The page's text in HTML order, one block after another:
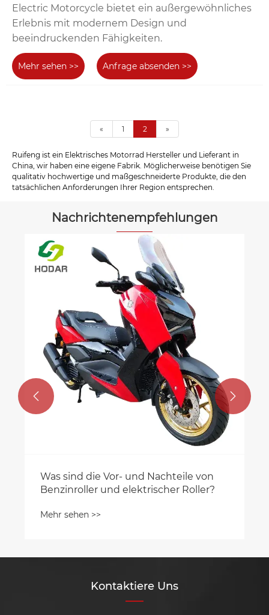
Electric Motorcycle bietet ein außergewöhnliches
Erlebnis mit modernem Design und
beeindruckenden Fähigkeiten.
Mehr sehen >> Anfrage absenden >>
« 1 2 »
Ruifeng ist ein Elektrisches Motorrad Hersteller und Lieferant in
China, wir haben eine eigene Fabrik. Möglicherweise benötigen Sie
qualitativ hochwertige und maßgeschneiderte Produkte, die den
tatsächlichen Anforderungen Ihrer Region entsprechen.
Nachrichtenempfehlungen
Was sind die Vor- und Nachteile von
Benzinroller und elektrischer Roller?
Mehr sehen >>
 
Kontaktiere Uns